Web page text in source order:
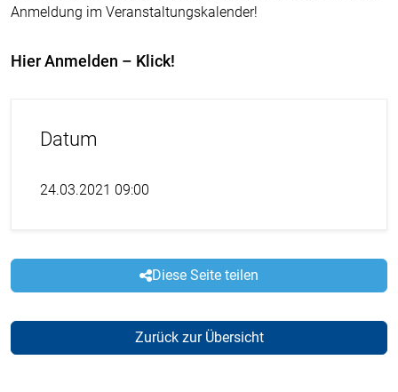
Anmeldung im Veranstaltungskalender!
Hier Anmelden – Klick!
Datum
24.03.2021 09:00
Diese Seite teilen
Zurück zur Übersicht